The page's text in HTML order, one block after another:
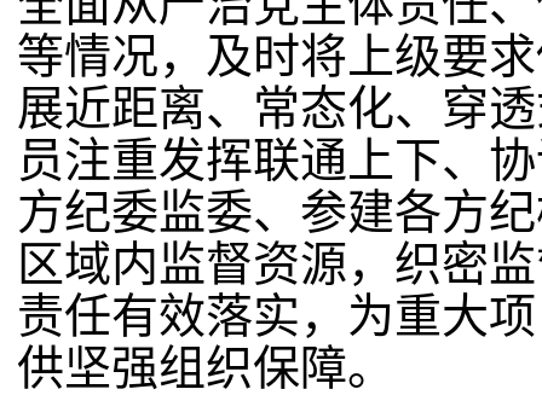
等情况，及时将上级要
展近距离、常态化、穿
员注重发挥联通上下、
方纪委监委、参建各方
区域内监督资源，织密
责任有效落实，为重大
供坚强组织保障。